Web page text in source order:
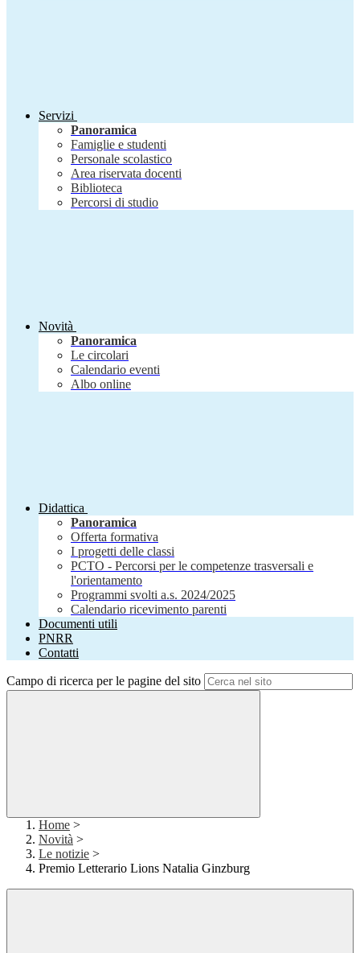
Servizi
Panoramica
Famiglie e studenti
Personale scolastico
Area riservata docenti
Biblioteca
Percorsi di studio
Novità
Panoramica
Le circolari
Calendario eventi
Albo online
Didattica
Panoramica
Offerta formativa
I progetti delle classi
PCTO - Percorsi per le competenze trasversali e
l'orientamento
Programmi svolti a.s. 2024/2025
Calendario ricevimento parenti
Documenti utili
PNRR
Contatti
Campo di ricerca per le pagine del sito
Home >
Novità >
Le notizie >
Premio Letterario Lions Natalia Ginzburg